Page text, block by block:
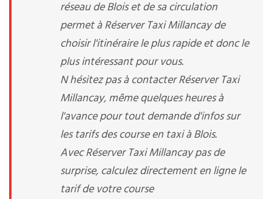
réseau de Blois et de sa circulation
permet à Réserver Taxi Millancay de
choisir l'itinéraire le plus rapide et donc le
plus intéressant pour vous.
N hésitez pas à contacter Réserver Taxi
Millancay, même quelques heures à
l'avance pour tout demande d'infos sur
les tarifs des course en taxi à Blois.
Avec Réserver Taxi Millancay pas de
surprise, calculez directement en ligne le
tarif de votre course